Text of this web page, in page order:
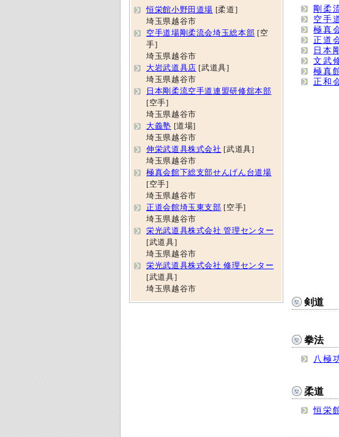
剛柔
空手
極真
正道
日本
文武
極真
正和
剣道
拳法
八極
柔道
恒栄
恒栄館小野田道場 [柔道]
埼玉県越谷市
空手道場剛柔流会埼玉総本部 [空
手]
埼玉県越谷市
大岩武道具店 [武道具]
埼玉県越谷市
日本剛柔流空手道連盟研修舘本部
[空手]
埼玉県越谷市
大義塾 [道場]
埼玉県越谷市
伸栄武道具株式会社 [武道具]
埼玉県越谷市
極真会館下総支部せんげん台道場
[空手]
埼玉県越谷市
正道会館埼玉東支部 [空手]
埼玉県越谷市
栄光武道具株式会社 管理センター
[武道具]
埼玉県越谷市
栄光武道具株式会社 修理センター
[武道具]
埼玉県越谷市